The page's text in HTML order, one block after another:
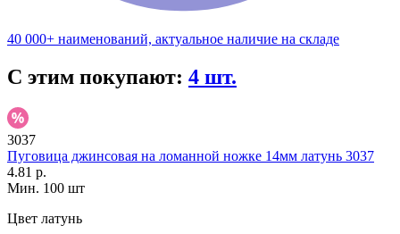
40 000+ наименований, актуальное наличие на складе
С этим покупают: 4 шт.
3037
Пуговица джинсовая на ломанной ножке 14мм латунь 3037
4.81 р.
Мин. 100 шт
Цвет латунь